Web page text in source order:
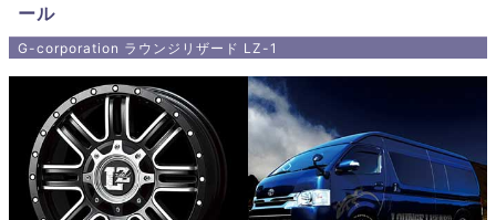
ール
G-corporation ラウンジリザード LZ-1